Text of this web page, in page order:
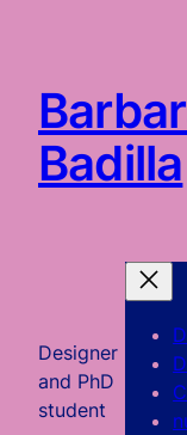
Badilla
Designer
and PhD
student